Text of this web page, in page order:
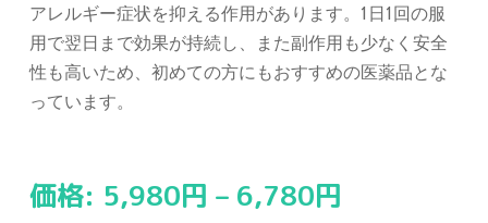
アレルギー症状を抑える作用があります。1日1回の服
用で翌日まで効果が持続し、また副作用も少なく安全
性も高いため、初めての方にもおすすめの医薬品とな
っています。
価格: 5,980円 – 6,780円